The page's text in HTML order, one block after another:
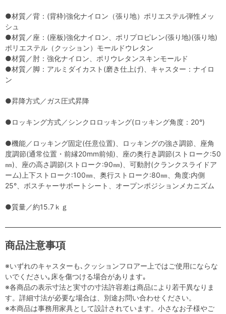
●材質／背：(背枠)強化ナイロン（張り地）ポリエステル弾性メッ
シュ
●材質／座：(座板)強化ナイロン、ポリプロピレン(張り地)(張り地)
ポリエステル（クッション）モールドウレタン
●材質／肘：強化ナイロン、ポリウレタンスキンモールド
●材質／脚：アルミダイカスト(磨き仕上げ)、キャスター：ナイロ
ン
●昇降方式／ガス圧式昇降
●ロッキング方式／シンクロロッキング(ロッキング角度：20°)
●機能／ロッキング固定(任意位置)、ロッキングの強さ調節、座角
度調節(通常位置・前縁20mm前傾)、座の奥行き調節(ストローク:50
㎜)、座の高さ調節(ストローク:90㎜)、可動肘(クランクスライドア
ーム)上下ストローク:100㎜、奥行ストローク:80㎜、角度:内側
25°、ボスチャーサポートシート、オープンポジションメカニズム
●質量／約15.7ｋｇ
商品注意事項
※いずれのキャスターも､クッションフロアー上ではご使用にならな
いでください｡床を傷つける場合があります｡
※各商品の表示寸法と実寸の寸法許容差は商品により若干異なりま
す。詳細寸法が必要な場合は、別途お問い合わせください。
※本商品は事務用家具として設計されています。小さなお子様やご